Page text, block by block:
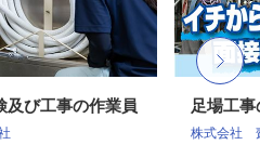
及び工事の作業員 足場工
株式会社